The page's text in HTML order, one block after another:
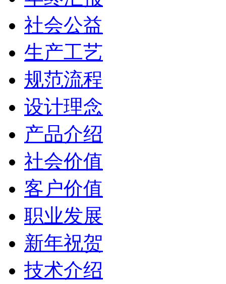
社会公益
生产工艺
规范流程
设计理念
产品介绍
社会价值
客户价值
职业发展
新年祝贺
技术介绍